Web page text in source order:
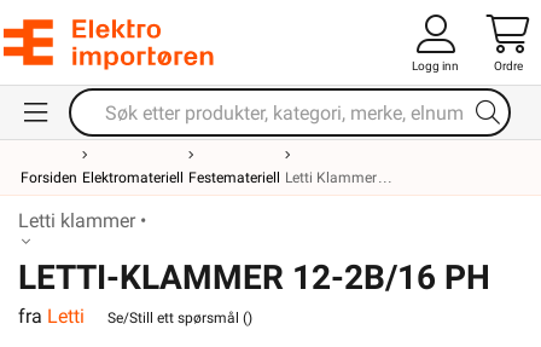
Logg inn Ordre
Forsiden Elektromateriell Festemateriell Letti Klammer
Letti klammer •
LETTI-KLAMMER 12-2B/16 PH
fra Letti Se/Still ett spørsmål ()